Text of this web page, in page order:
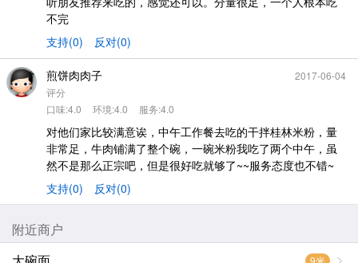
不完
支持(0)
反对(0)
煎饼肉肉子
2017-06-04
评分
口味:4.0
环境:4.0 服务:4.0
对他们家比较满意诶，中午工作餐去吃的干拌桂林米粉，量
非常足，牛肉铺满了整个碗，一碗米粉我吃了两个中午，虽
然不是那么正宗吧，但是很好吃就够了~~服务态度也不错~
支持(0)
反对(0)
附近商户
9米